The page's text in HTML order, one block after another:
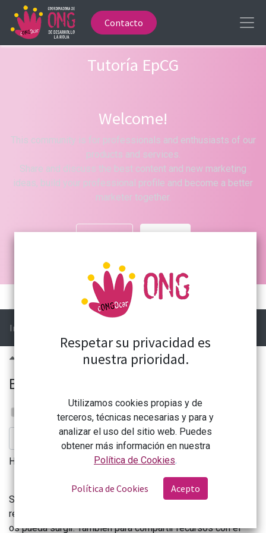
Contacto
Tutoría EpCG
Welcome!
This community is for professionals and enthusiasts of our
products and services.
Share and discuss the best content and new marketing
ideas, build your professional profile and become a better
marketer together.
Hide Intro Register
Reseñas (1) Foro
Ir a:
Bienvenidas y bienvenidos
Formación CONGDCAR
27 agosto 2024
Suscribirse
Hola a todas y todos.
Simplemente quería daros la bienvenida al curso y
recordaros que tenemos este foro para cualquier duda que
os pueda surgir. También para compartir recursos con el
Respetar su privacidad es
nuestra prioridad.
Utilizamos cookies propias y de
terceros, técnicas necesarias y para y
analizar el uso del sitio web. Puedes
obtener más información en nuestra
Política de Cookies.
Política de Cookies Acepto